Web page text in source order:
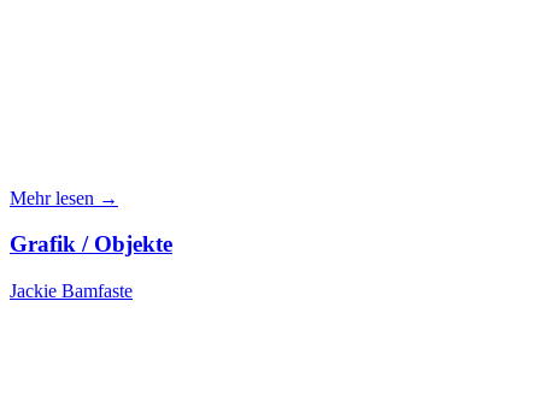
Mehr lesen →
Grafik / Objekte
Jackie Bamfaste